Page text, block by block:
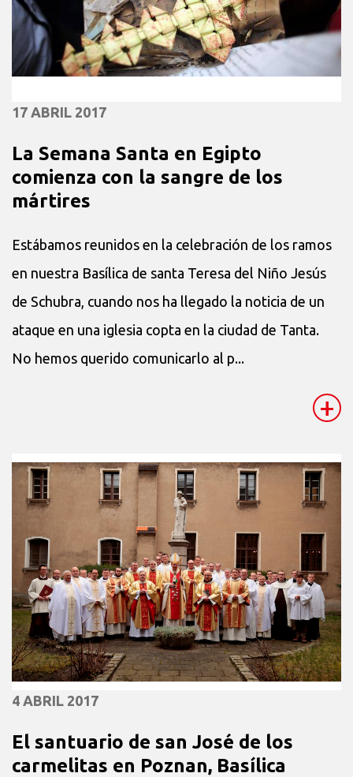
17 ABRIL 2017
La Semana Santa en Egipto
comienza con la sangre de los
mártires
Estábamos reunidos en la celebración de los ramos
en nuestra Basílica de santa Teresa del Niño Jesús
de Schubra, cuando nos ha llegado la noticia de un
ataque en una iglesia copta en la ciudad de Tanta.
No hemos querido comunicarlo al p...
+
4 ABRIL 2017
El santuario de san José de los
carmelitas en Poznan, Basílica